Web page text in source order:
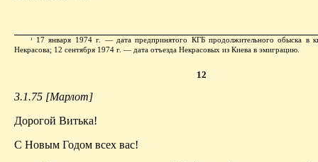
1
17 января 1974 г. — дата предпринятого КГБ продолжительного обыска в
Некрасова; 12 сентября 1974 г. — дата отъезда Некрасовых из Киева в эмиграцию.
12
3.1.75 [Марлот]
Дорогой Витька!
С Новым Годом всех вас!